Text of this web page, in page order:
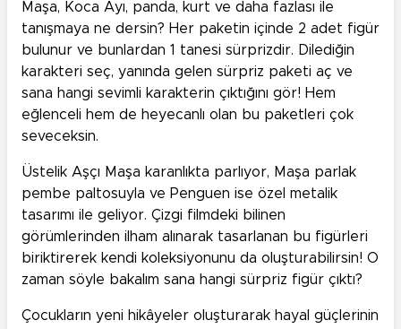
Maşa, Koca Ayı, panda, kurt ve daha fazlası ile
tanışmaya ne dersin? Her paketin içinde 2 adet figür
bulunur ve bunlardan 1 tanesi sürprizdir. Dilediğin
karakteri seç, yanında gelen sürpriz paketi aç ve
sana hangi sevimli karakterin çıktığını gör! Hem
eğlenceli hem de heyecanlı olan bu paketleri çok
seveceksin.
Üstelik Aşçı Maşa karanlıkta parlıyor, Maşa parlak
pembe paltosuyla ve Penguen ise özel metalik
tasarımı ile geliyor. Çizgi filmdeki bilinen
görümlerinden ilham alınarak tasarlanan bu figürleri
biriktirerek kendi koleksiyonunu da oluşturabilirsin! O
zaman söyle bakalım sana hangi sürpriz figür çıktı?
Çocukların yeni hikâyeler oluşturarak hayal güçlerinin